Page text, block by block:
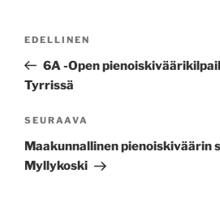
Edellinen
artikkeli
EDELLINEN
6A -Open
Tyrrissä
Seuraava
artikkeli
SEURAAVA
Maakunnallinen pienoiskiväärin
Myllykoski